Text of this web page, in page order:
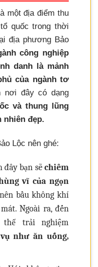
một địa điểm thu
quốc trong thời
địa phương Bảo
công nghiệp
danh là mảnh
của ngành tơ
nơi đây có dạng
và thung lũng
nhiên đẹp.
Lộc nên ghé:
đây bạn sẽchiêm
vĩ của ngọn
bầu không khí
Ngoài ra, đến
trải nghiệm
như ăn uống,